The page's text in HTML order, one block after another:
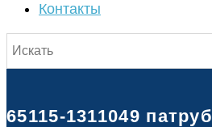
Контакты
65115-1311049